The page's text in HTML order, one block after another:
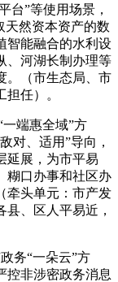
台”等使用场景，
天然资本资产的数
智能融合的水利设
、河湖长制办理等
。（市生态局、市
任）。
端惠全域”方
对、适用”导向，
延展，为市平易
糊口办事和社区办
牵头单元：市产发
、区人平易近，
务“一朵云”方
控非涉密政务消息